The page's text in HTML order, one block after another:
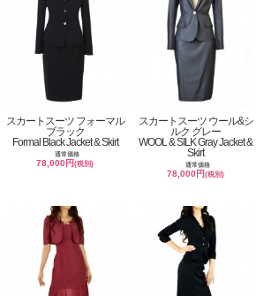
スカートスーツ フォーマル
ブラック
Formal Black Jacket & Skirt
通常価格
78,000円(税別)
スカートスーツ ウール&シ
ルク グレー
WOOL & SILK Gray Jacket &
Skirt
通常価格
78,000円(税別)